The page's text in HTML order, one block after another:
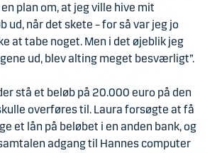
plan om, at jeg ville hive mit
ud, når det skete – for så var jeg jo
at tabe noget. Men i det øjeblik jeg
ud, blev alting meget besværligt”.
stå et beløb på 20.000 euro på den
overføres til. Laura forsøgte at få
et lån på beløbet i en anden bank, og
adgang til Hannes computer